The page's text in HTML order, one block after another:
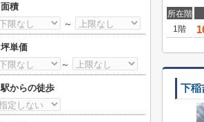
所在階
1階
下稲
面積
～
坪単価
～
駅からの徒歩